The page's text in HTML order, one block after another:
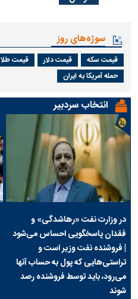
سوژه‌های روز
قیمت سکه قیمت دلار قیمت طلا
حمله آمریکا به ایران
انتخاب سردبیر
در وزارت نفت «رهاشدگی» و
فقدان پاسخگویی احساس می‌شود
| فروشنده نفت وزیر است و
تراستی‌هایی که پول به حساب آنها
می‌رود، باید توسط فروشنده رصد
شوند